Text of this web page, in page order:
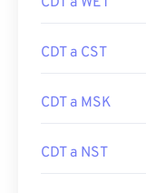
CDT a CST
CDT a MSK
CDT a NST